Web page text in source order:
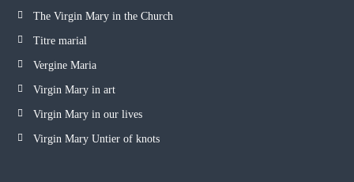
The Virgin Mary in the Church
Titre marial
Vergine Maria
Virgin Mary in art
Virgin Mary in our lives
Virgin Mary Untier of knots